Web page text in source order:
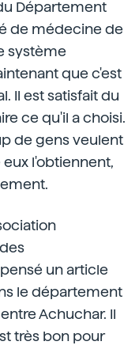
Département
de médecine de
système
que c'est
Il est satisfait du
ce qu'il a choisi.
de gens veulent
l'obtiennent,
un article
le département
Achuchar. Il
très bon pour